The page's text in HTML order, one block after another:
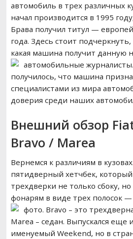
автомобиль в трех различных
начал производится в 1995
Брава получил титул —
года. Здесь стоит
какая машина получит данную
автомобильные
получилось, что машина
специалистами из мира
доверия среди наших
Внешний обзор
Bravo / Marea
Вернемся к различиям в
пятидверный хетчбек,
трехдверки не только сбоку, но
фонарям в виде трех полосок
фото. Bravo – это
Marea – седан. Выпускался еще
именуемый Weekend, но в